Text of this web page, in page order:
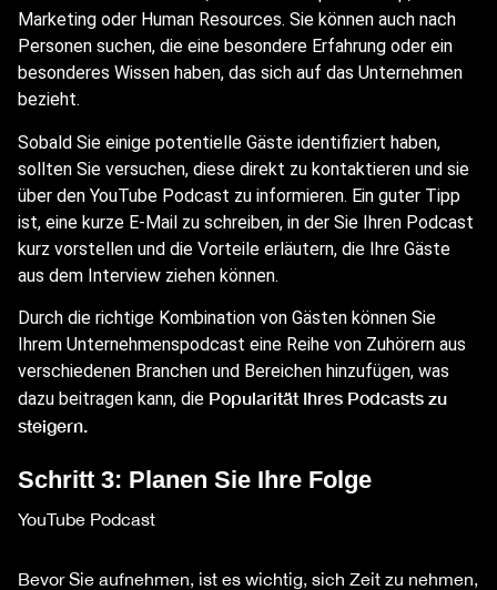
Marketing oder Human Resources. Sie können auch nach
Personen suchen, die eine besondere Erfahrung oder ein
besonderes Wissen haben, das sich auf das Unternehmen
bezieht.
Sobald Sie einige potentielle Gäste identifiziert haben,
sollten Sie versuchen, diese direkt zu kontaktieren und sie
über den YouTube Podcast zu informieren. Ein guter Tipp
ist, eine kurze E-Mail zu schreiben, in der Sie Ihren Podcast
kurz vorstellen und die Vorteile erläutern, die Ihre Gäste
aus dem Interview ziehen können.
Durch die richtige Kombination von Gästen können Sie
Ihrem Unternehmenspodcast eine Reihe von Zuhörern aus
verschiedenen Branchen und Bereichen hinzufügen, was
dazu beitragen kann, die Popularität Ihres Podcasts zu
steigern.
Schritt 3: Planen Sie Ihre Folge
YouTube Podcast
Bevor Sie aufnehmen, ist es wichtig, sich Zeit zu nehmen,